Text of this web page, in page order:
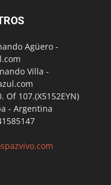
Agüero -
Villa -
Of 107.(X5152EYN)
- Argentina